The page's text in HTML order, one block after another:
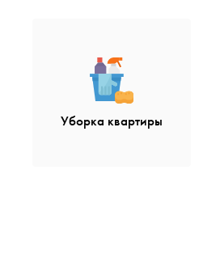
Уборка квартиры